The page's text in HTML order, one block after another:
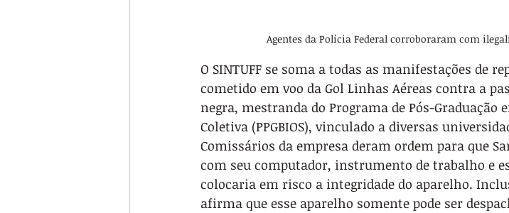
Agentes da Polícia Federal corroboraram com
O SINTUFF se soma a todas as manifestações de
cometido em voo da Gol Linhas Aéreas contra a
negra, mestranda do Programa de Pós-Graduação
Coletiva (PPGBIOS), vinculado a diversas
Comissários da empresa deram ordem para que
com seu computador, instrumento de trabalho e
colocaria em risco a integridade do aparelho.
afirma que esse aparelho somente pode ser